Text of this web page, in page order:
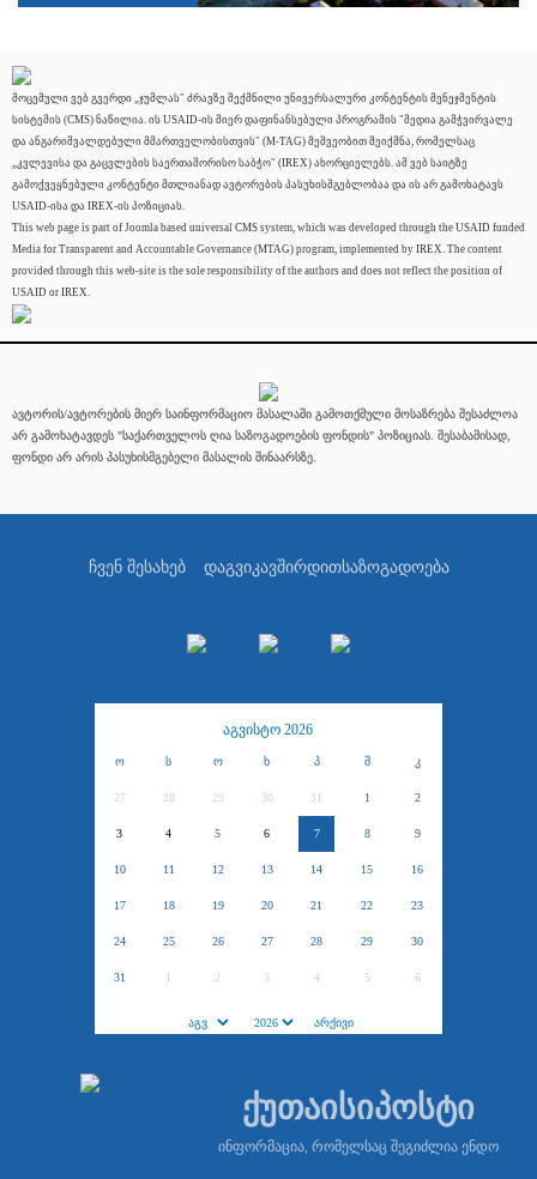
მოცემული ვებ გვერდი „ჯუმლას" ძრავზე შექმნილი უნივერსალური კონტენტის მენეჯმენტის
სისტემის (CMS) ნაწილია. ის USAID-ის მიერ დაფინანსებული პროგრამის "მედია გამჭვირვალე
და ანგარიშვალდებული მმართველობისთვის" (M-TAG) მეშვეობით შეიქმნა, რომელსაც
„კვლევისა და გაცვლების საერთაშორისო საბჭო" (IREX) ახორციელებს. ამ ვებ საიტზე
გამოქვეყნებული კონტენტი მთლიანად ავტორების პასუხისმგებლობაა და ის არ გამოხატავს
USAID-ისა და IREX-ის პოზიციას.
This web page is part of Joomla based universal CMS system, which was developed through the USAID funded
Media for Transparent and Accountable Governance (MTAG) program, implemented by IREX. The content
provided through this web-site is the sole responsibility of the authors and does not reflect the position of
USAID or IREX.
ავტორის/ავტორების მიერ საინფორმაციო მასალაში გამოთქმული მოსაზრება შესაძლოა
არ გამოხატავდეს "საქართველოს ღია საზოგადოების ფონდის" პოზიციას. შესაბამისად,
ფონდი არ არის პასუხისმგებელი მასალის შინაარსზე.
ჩვენ შესახებ დაგვიკავშირდითსაზოგადოება
აგვისტო 2026
ო ს ო ხ პ შ კ
27 28 29 30 31 1 2
3 4 5 6 7 8 9
10 11 12 13 14 15 16
17 18 19 20 21 22 23
24 25 26 27 28 29 30
31 1 2 3 4 5 6
ქუთაისიპოსტი
ინფორმაცია, რომელსაც შეგიძლია ენდო